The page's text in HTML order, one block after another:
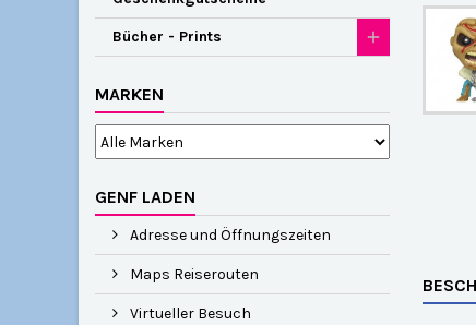
Bücher - Prints
MARKEN
GENF LADEN
Adresse und Öffnungszeiten
Maps Reiserouten
Virtueller Besuch